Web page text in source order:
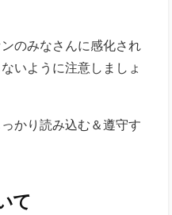
のみなさんに感化され
いように注意しましょ
かり読み込む＆遵守す
て